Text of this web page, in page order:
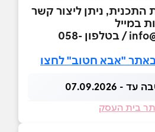
התכנית, ניתן ליצור קשר
במייל
info@leptin4life.com / בטלפון 058-
"אבא חטוב" לחצו
07.09.2026
בית העסק